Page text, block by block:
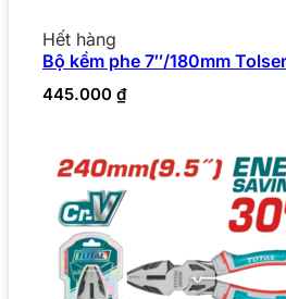
Hết hàng
Bộ kềm phe 7″/180mm
445.000 ₫